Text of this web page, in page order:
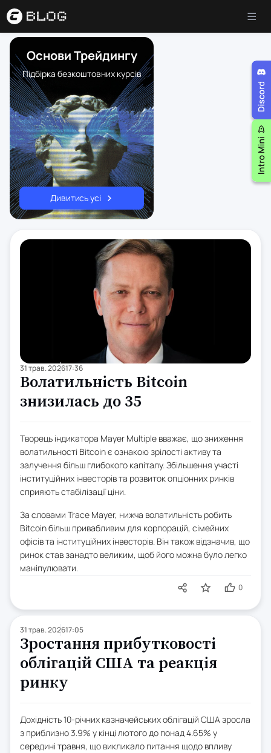
Основи Трейдингу
Підбірка безкоштовних курсів
Дивитись усі
31 трав. 202617:36
Волатильність Bitcoin
знизилась до 35
Творець індикатора Mayer Multiple вважає, що зниження
волатильності Bitcoin є ознакою зрілості активу та
залучення більш глибокого капіталу. Збільшення участі
інституційних інвесторів та розвиток опціонних ринків
сприяють стабілізації ціни.
За словами Trace Mayer, нижча волатильність робить
Bitcoin більш привабливим для корпорацій, сімейних
офісів та інституційних інвесторів. Він також відзначив, що
ринок став занадто великим, щоб його можна було легко
маніпулювати.
0
31 трав. 202617:05
Зростання прибутковості
облігацій США та реакція
ринку
Дохідність 10-річних казначейських облігацій США зросла
з приблизно 3.9% у кінці лютого до понад 4.65% у
середині травня, що викликало питання щодо впливу